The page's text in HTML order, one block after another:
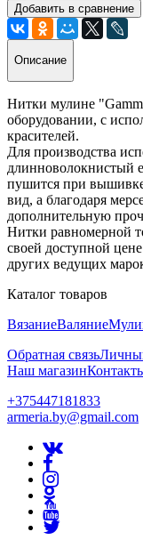
Добавить в сравнение
Описание
Нитки мулине
оборудовании, с
красителей.
Для производства
длинноволокнистый
пушится при
вид, а благодаря
дополнительную
Нитки равномерной
своей доступной
других ведущих
Каталог товаров
ВязаниеВаляние
Обратная связь
Наш магазин
+375447181833
armeria.by@gmail.com